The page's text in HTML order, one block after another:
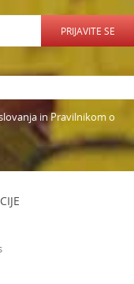
PRIJAVITE SE
in Pravilnikom o